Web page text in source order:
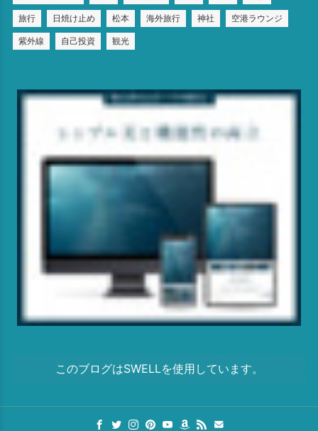
旅行 日焼け止め 松本 海外旅行 神社 空港ラウンジ
紫外線 自己投資 観光
このブログはSWELLを使用しています。